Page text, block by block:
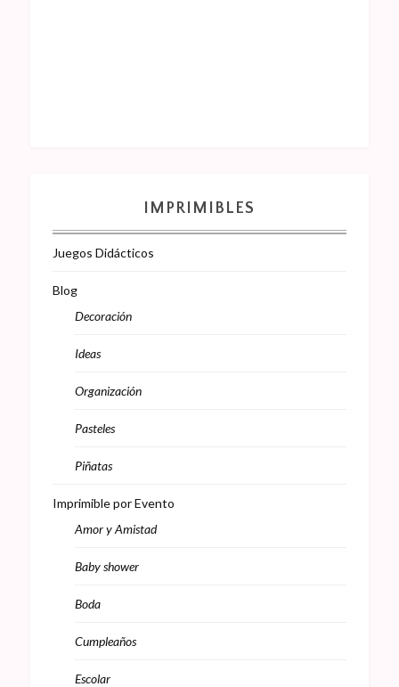
IMPRIMIBLES
Juegos Didácticos
Blog
Decoración
Ideas
Organización
Pasteles
Piñatas
Imprimible por Evento
Amor y Amistad
Baby shower
Boda
Cumpleaños
Escolar